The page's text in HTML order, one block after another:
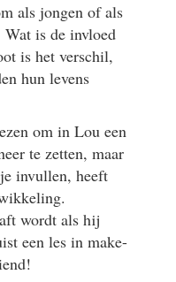
als jongen of als
is de invloed
is het verschil,
hun levens
om in Lou een
te zetten, maar
invullen, heeft
wordt als hij
een les in make-